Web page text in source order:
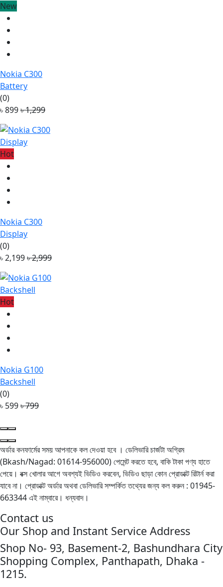
New
Nokia C300
Battery
(0)
৳ 899৳ 1,299
Hot
Nokia C300
Display
(0)
৳ 2,199৳ 2,999
Hot
Nokia G100
Backshell
(0)
৳ 599৳ 799
অর্ডার কনফার্মের সময় আপনাকে কল দেওয়া হবে । ডেলিভারি চার্জটা অগ্রিম
(Bkash/Nagad: 01614-956000) পেমেন্ট করতে হবে, বাকি টাকা পণ্য হাতে
পেয়ে। বক্স খোলার আগে অবশ্যই ভিডিও করবেন, ভিডিও ছাড়া কোন প্রোডাক্ট রিটার্ন করা
যাবে না। প্রোডাক্ট অর্ডার অথবা ডেলিভারি সম্পর্কিত তথ্যের জন্য কল করুন : 01945-
663344 এই নাম্বারে। ধন্যবাদ।
Contact us
Our Shop and Instant Service Address
Shop No- 93, Basement-2, Bashundhara City
Shopping Complex, Panthapath, Dhaka -
1215.